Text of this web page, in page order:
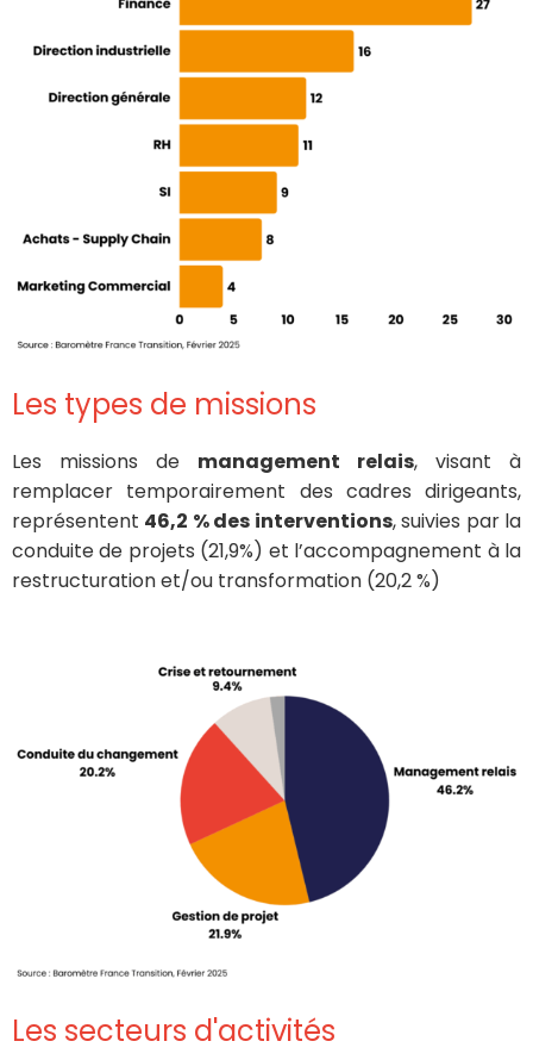
Les types de missions
Les missions de management relais, visant à
remplacer temporairement des cadres dirigeants,
représentent 46,2 % des interventions, suivies par la
conduite de projets (21,9%) et l’accompagnement à la
restructuration et/ou transformation (20,2 %)
Les secteurs d'activités